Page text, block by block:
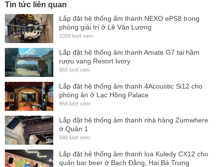
Standby mode consumption:
Adjustable Delay line:118 ms / 40m
Frequency response (-10 dB):
LF:18″woofer (4″voice coil)
Directivity (HxV):
Dimensions (HxWxD):540 x 664 x 700 mm
Weight
52 kg (without KR-18T flying hardware)
55,4 kg (with KR-18T flying hardware)
Finish
Tin tức liên quan
Lắp đặt hệ thống ấm thanh NEXO ePS8 trong
phòng giải trí ở Lê Văn Lương
1039 lượt xem
Lắp đặt hệ thống âm thanh Amate G7 tại hầm
rượu vang Resort Ivory
965 lượt xem
Lắp đặt hệ thống âm thanh 4Acoustic Si12 cho
phòng ăn ở Lạc Hồng Palace
956 lượt xem
Lắp đặt hệ thống âm thanh nhà hàng Zumwhere
ở Quận 1
940 lượt xem
Lắp đặt hệ thống âm thanh loa Kuledy CX12 cho
quán bar beer ở Bạch Đằng, Hai Bà Trưng